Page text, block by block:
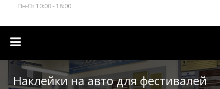
Пн-Пт 10:00 - 18:00
Наклейки на авто для фестивалей